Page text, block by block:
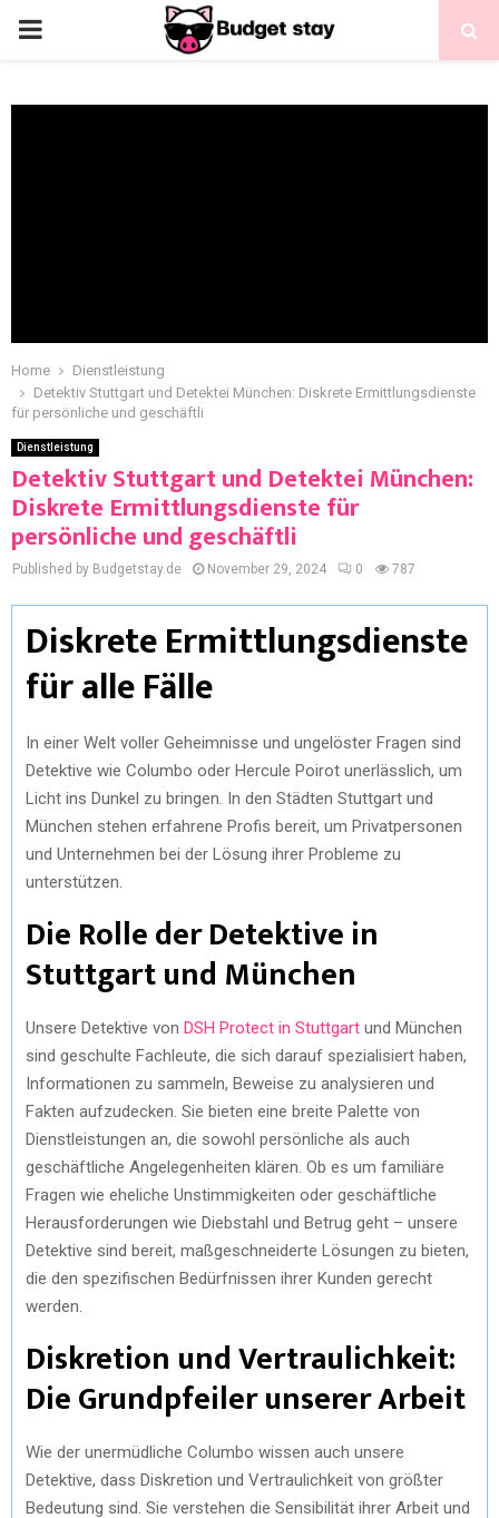
Home
Dienstleistung
Detektiv Stuttgart und Detektei München: Diskrete Ermittlungsdienste
für persönliche und geschäftli
Dienstleistung
Detektiv Stuttgart und Detektei München:
Diskrete Ermittlungsdienste für
persönliche und geschäftli
Published by Budgetstay.de November 29, 2024 0 787
Diskrete Ermittlungsdienste
für alle Fälle
In einer Welt voller Geheimnisse und ungelöster Fragen sind
Detektive wie Columbo oder Hercule Poirot unerlässlich, um
Licht ins Dunkel zu bringen. In den Städten Stuttgart und
München stehen erfahrene Profis bereit, um Privatpersonen
und Unternehmen bei der Lösung ihrer Probleme zu
unterstützen.
Die Rolle der Detektive in
Stuttgart und München
Unsere Detektive von DSH Protect in Stuttgart und München
sind geschulte Fachleute, die sich darauf spezialisiert haben,
Informationen zu sammeln, Beweise zu analysieren und
Fakten aufzudecken. Sie bieten eine breite Palette von
Dienstleistungen an, die sowohl persönliche als auch
geschäftliche Angelegenheiten klären. Ob es um familiäre
Fragen wie eheliche Unstimmigkeiten oder geschäftliche
Herausforderungen wie Diebstahl und Betrug geht – unsere
Detektive sind bereit, maßgeschneiderte Lösungen zu bieten,
die den spezifischen Bedürfnissen ihrer Kunden gerecht
werden.
Diskretion und Vertraulichkeit:
Die Grundpfeiler unserer Arbeit
Wie der unermüdliche Columbo wissen auch unsere
Detektive, dass Diskretion und Vertraulichkeit von größter
Bedeutung sind. Sie verstehen die Sensibilität ihrer Arbeit und